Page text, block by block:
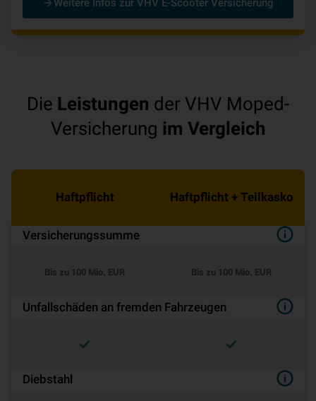
Weitere Infos zur VHV E-Scooter Versicherung
Die Leistungen der VHV Moped-
Versicherung im Vergleich
Haftpflicht Haftpflicht + Teilkasko
Versicherungssumme
Bis zu 100 Mio. EUR Bis zu 100 Mio. EUR
Unfallschäden an fremden Fahrzeugen
Diebstahl